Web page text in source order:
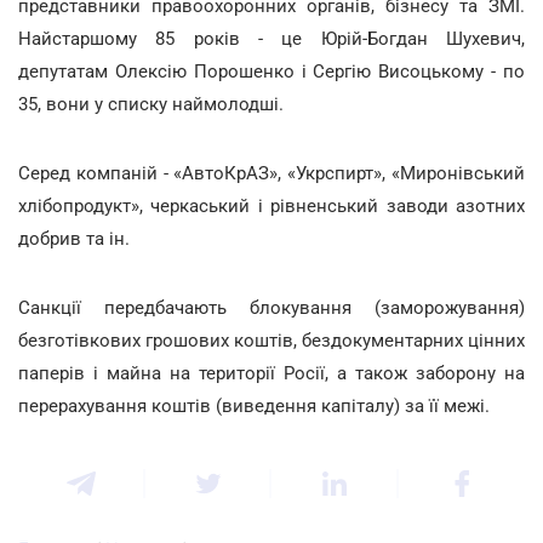
представники правоохоронних органів, бізнесу та ЗМІ.
Найстаршому 85 років - це Юрій-Богдан Шухевич,
депутатам Олексію Порошенко і Сергію Висоцькому - по
35, вони у списку наймолодші.
Серед компаній - «АвтоКрАЗ», «Укрспирт», «Миронівський
хлібопродукт», черкаський і рівненський заводи азотних
добрив та ін.
Санкції передбачають блокування (заморожування)
безготівкових грошових коштів, бездокументарних цінних
паперів і майна на території Росії, а також заборону на
перерахування коштів (виведення капіталу) за її межі.